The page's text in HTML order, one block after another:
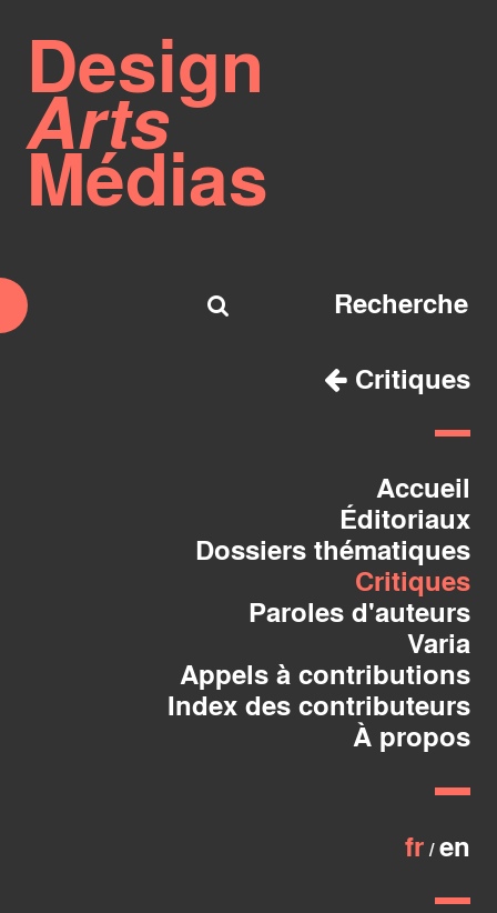
Design
Arts
Médias
Critiques
Accueil
Éditoriaux
Dossiers thématiques
Critiques
Paroles d'auteurs
Varia
Appels à contributions
Index des contributeurs
À propos
fr en